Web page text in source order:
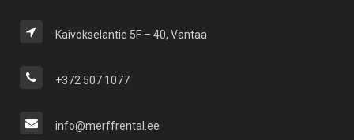
Kaivokselantie 5F – 40, Vantaa
+372 507 1077
info@merffrental.ee